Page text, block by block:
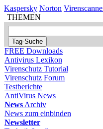
Kaspersky Norton
THEMEN
FREE Downloads
Antivirus Lexikon
Virenschutz Tutorial
Virenschutz Forum
Testberichte
AntiVirus News
News Archiv
News zum einbinden
Newsletter